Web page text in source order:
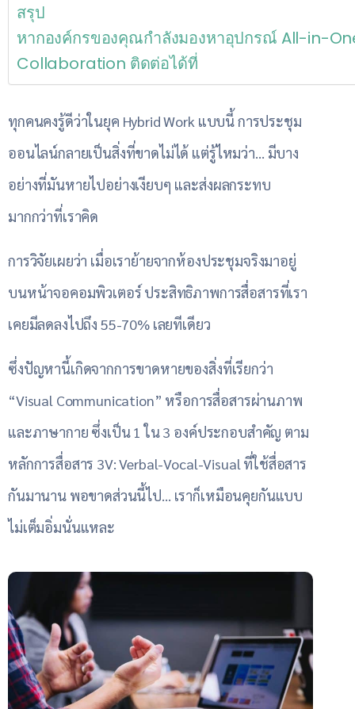
สรุป
หากองค์กรของคุณกำลังมองหาอุปกรณ์ All-in-
Collaboration ติดต่อได้ที่
ทุกคนคงรู้ดีว่าในยุค Hybrid Work แบบนี้ การประชุม
ออนไลน์กลายเป็นสิ่งที่ขาดไม่ได้ แต่รู้ไหมว่า… มีบาง
อย่างที่มันหายไปอย่างเงียบๆ และส่งผลกระทบ
มากกว่าที่เราคิด
การวิจัยเผยว่า เมื่อเราย้ายจากห้องประชุมจริงมาอยู่
บนหน้าจอคอมพิวเตอร์ ประสิทธิภาพการสื่อสารที่เรา
เคยมีลดลงไปถึง 55-70% เลยทีเดียว
ซึ่งปัญหานี้เกิดจากการขาดหายของสิ่งที่เรียกว่า
“Visual Communication” หรือการสื่อสารผ่านภาพ
และภาษากาย ซึ่งเป็น 1 ใน 3 องค์ประกอบสำคัญ ตาม
หลักการสื่อสาร 3V: Verbal-Vocal-Visual ที่ใช้สื่อสาร
กันมานาน พอขาดส่วนนี้ไป… เราก็เหมือนคุยกันแบบ
ไม่เต็มอิ่มนั่นแหละ